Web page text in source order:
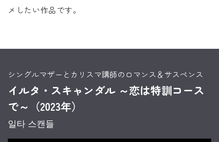
メしたい作品です。
シングルマザーとカリスマ講師のロマンス＆サスペンス
イルタ・スキャンダル ～恋は特訓コース
で～（2023年）
일타 스캔들